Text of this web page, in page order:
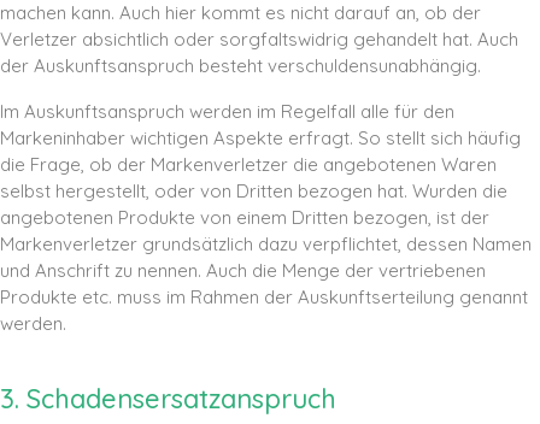
machen kann. Auch hier kommt es nicht darauf an, ob der
Verletzer absichtlich oder sorgfaltswidrig gehandelt hat. Auch
der Auskunftsanspruch besteht verschuldensunabhängig.
Im Auskunftsanspruch werden im Regelfall alle für den
Markeninhaber wichtigen Aspekte erfragt. So stellt sich häufig
die Frage, ob der Markenverletzer die angebotenen Waren
selbst hergestellt, oder von Dritten bezogen hat. Wurden die
angebotenen Produkte von einem Dritten bezogen, ist der
Markenverletzer grundsätzlich dazu verpflichtet, dessen Namen
und Anschrift zu nennen. Auch die Menge der vertriebenen
Produkte etc. muss im Rahmen der Auskunftserteilung genannt
werden.
3. Schadensersatzanspruch